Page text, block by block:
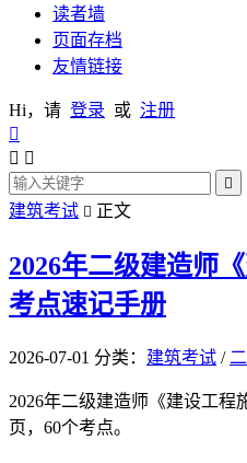
读者墙
页面存档
友情链接
Hi，请 登录 或 注册

 

建筑考试  正文
2026年二级建造师
考点速记手册
2026-07-01 分类： 建筑考试 /
2026年二级建造师《建设工程
页，60个考点。